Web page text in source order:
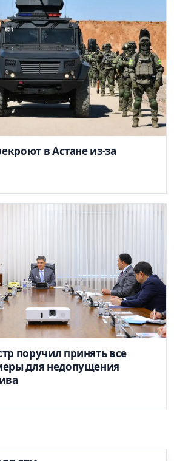
в Астане из-за
поручил принять все
для недопущения